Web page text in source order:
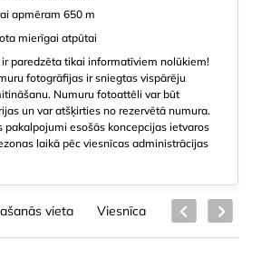
apmēram 650 m
mierīgai atpūtai
paredzēta tikai informatīviem nolūkiem!
fotogrāfijas ir sniegtas vispārēju
Numuru fotoattēli var būt
un var atšķirties no rezervētā numura.
pakalpojumi esošās koncepcijas ietvaros
laikā pēc viesnīcas administrācijas
vieta Viesnīca Numuru veidi